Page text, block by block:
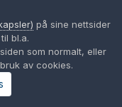
på sine nettsider
bl.a.
som normalt, eller
av cookies.